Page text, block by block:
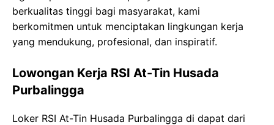
berkualitas tinggi bagi masyarakat, kami
berkomitmen untuk menciptakan lingkungan kerja
yang mendukung, profesional, dan inspiratif.
Lowongan Kerja RSI At-Tin Husada
Purbalingga
Loker RSI At-Tin Husada Purbalingga di dapat dari